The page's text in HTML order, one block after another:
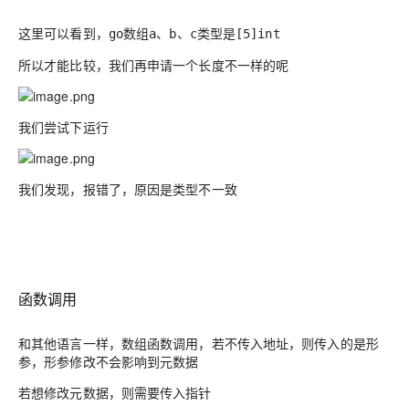
这里可以看到， go数组a、 b、 c类型是 [5]int
所以才能比较，我们再申请一个长度不一样的呢
我们尝试下运行
我们发现，报错了，原因是类型不一致
函数调用
和其他语言一样，数组函数调用，若不传入地址，则传入的是形
参，形参修改不会影响到元数据
若想修改元数据，则需要传入指针